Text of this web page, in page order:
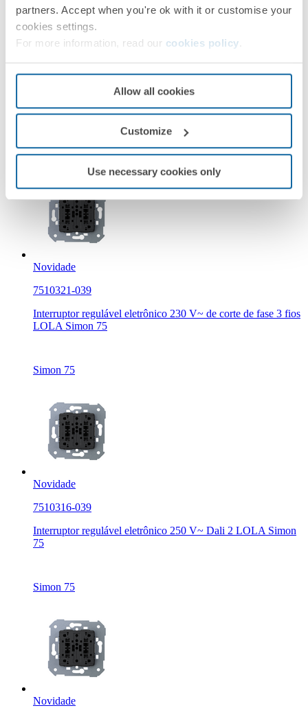
partners. Accept when you're ok with it or customise your
cookies settings.
For more information, read our cookies policy
Allow all cookies
Customize
Use necessary cookies only
Novidade
36010393-039
Botão duplo com indicador luminoso 10A 250V~ com
sistema de conexão rápida Simon 360
Simon 360
Novidade
7510321-039
Interruptor regulável eletrônico 230 V~ de corte de fase 3 fios
LOLA Simon 75
Simon 75
Novidade
7510316-039
Interruptor regulável eletrônico 250 V~ Dali 2 LOLA Simon
75
Simon 75
Novidade